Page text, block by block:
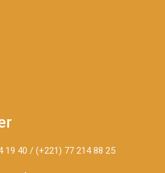
19 40 / (+221) 77 214 88 25